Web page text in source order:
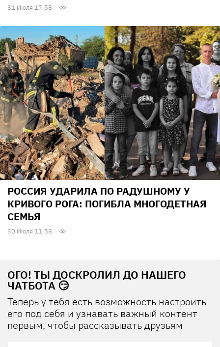
31 Июля 17:58
РОССИЯ УДАРИЛА ПО РАДУШНОМУ У
КРИВОГО РОГА: ПОГИБЛА МНОГОДЕТНАЯ
СЕМЬЯ
30 Июля 11:58
ОГО! ТЫ ДОСКРОЛИЛ ДО НАШЕГО
ЧАТБОТА 😏
Теперь у тебя есть возможность настроить
его под себя и узнавать важный контент
первым, чтобы рассказывать друзьям